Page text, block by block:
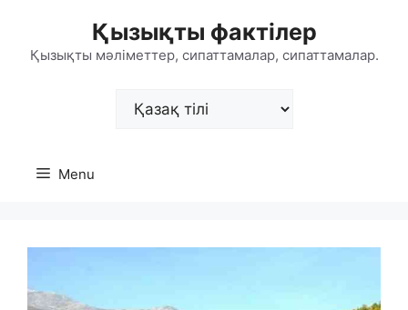
content
Қызықты фактілер
Қызықты мәліметтер, сипаттамалар, сипаттамалар.
Choose
Menu